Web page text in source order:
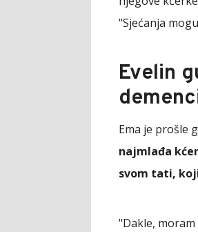
"Sjećanja
Evelin
Ema je prošle
najmlađa
svom tati,
"Dakle,